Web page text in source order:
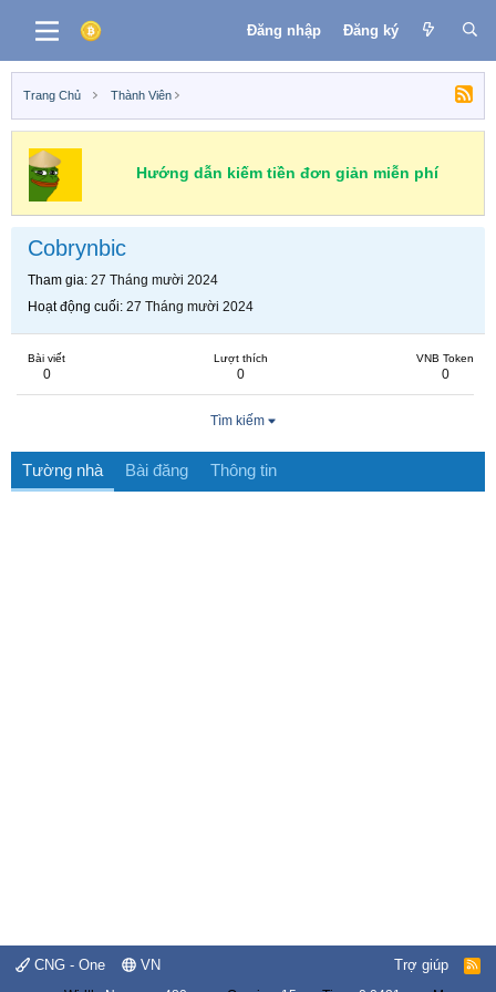
Đăng nhập Đăng ký
Trang Chủ Thành Viên
Hướng dẫn kiếm tiền đơn giản miễn phí
Cobrynbic
Tham gia 27 Tháng mười 2024
Hoạt động cuối 27 Tháng mười 2024
Bài viết
0
Lượt thích
0
VNB Token
0
Tìm kiếm
Tường nhà Bài đăng Thông tin
CNG - One VN Trợ giúp
R